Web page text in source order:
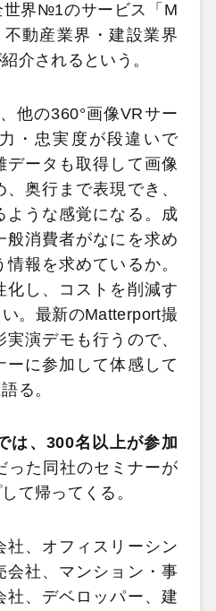
世界№1のサービス「M
動産業界・建設業界
介されるという。
他の360°画像VRサー
・忠実度が段違いで
データも取得して画像
奥行まで表現でき、
ような感覚になる。成
般消費者がなにを求め
報を求めているか。
化し、コストを削減す
。最新のMatterport撮
演デモも行うので、
ーに参加して体感して
る。
は、300名以上が参加
った同社のセミナーが
て帰ってくる。
社、オフィスリーシン
会社、マンション・事
社、デベロッパー、建